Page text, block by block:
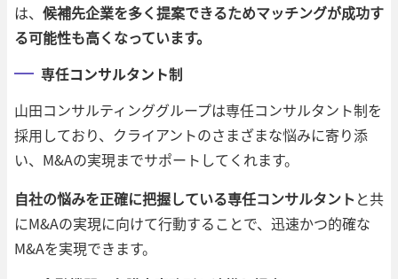
は、 候補先企業を多く提案できるためマッチングが成功す
る可能性も高くなっています。
専任コンサルタント制
山田コンサルティンググループは専任コンサルタント制を
採用しており、クライアントのさまざまな悩みに寄り添
い、M&Aの実現までサポートしてくれます。
自社の悩みを正確に把握している専任コンサルタントと共
にM&Aの実現に向けて行動することで、迅速かつ的確な
M&Aを実現できます。